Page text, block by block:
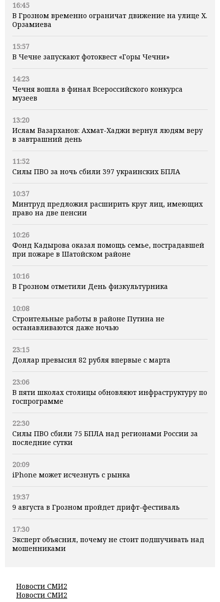
16:45
В Грозном временно ограничат движение на улице Х.
Орзамиева
15:57
В Чечне запускают фотоквест «Горы Чечни»
14:23
Чечня вошла в финал Всероссийского конкурса
музеев
13:20
Ислам Вазарханов: Ахмат-Хаджи вернул людям веру
в завтрашний день
11:52
Силы ПВО за ночь сбили 397 украинских БПЛА
10:37
Минтруд предложил расширить круг лиц, имеющих
право на две пенсии
10:26
Фонд Кадырова оказал помощь семье, пострадавшей
при пожаре в Шатойском районе
10:16
В Грозном отметили День физкультурника
10:08
Строительные работы в районе Путина не
останавливаются даже ночью
23:15
Доллар превысил 82 рубля впервые с марта
23:06
В пяти школах столицы обновляют инфраструктуру по
госпрограмме
22:30
Силы ПВО сбили 75 БПЛА над регионами России за
последние сутки
20:09
iPhone может исчезнуть с рынка
19:37
9 августа в Грозном пройдет дрифт-фестиваль
17:30
Эксперт объяснил, почему не стоит подшучивать над
мошенниками
Новости СМИ2
Новости СМИ2